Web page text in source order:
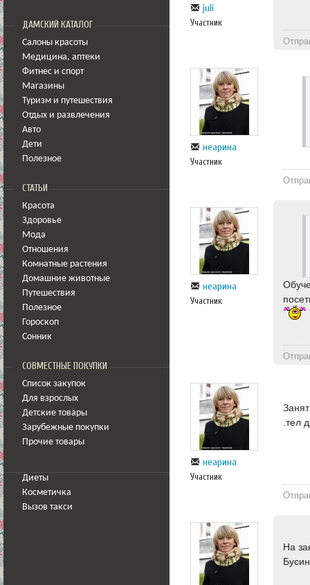
ДАМСКИЙ КАТАЛОГ
Салоны красоты
Медицина, аптеки
Фитнес и спорт
Магазины
Туризм и путешествия
Отдых и развлечения
Авто
Дети
Полезное
СТАТЬИ
Красота
Здоровье
Мода
Отношения
Комнатные растения
Домашние животные
Путешествия
Полезное
Гороскоп
Сонник
СОВМЕСТНЫЕ ПОКУПКИ
Список закупок
Для взрослых
Детские товары
Зарубежные покупки
Прочие товары
Диеты
Косметичка
Вызов такси
juli
Участник
неарина
Участник
неарина
Участник
неарина
Участник
.тел
На